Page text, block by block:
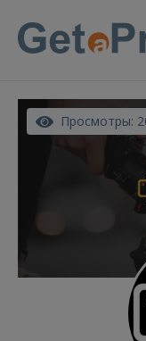
Просмотры: